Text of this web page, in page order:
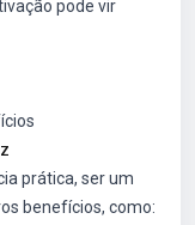
pode vir
prática, ser um
benefícios, como: